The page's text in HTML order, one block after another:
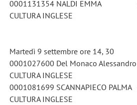
0001131354 NALDI EMMA
CULTURA INGLESE
Martedì 9 settembre ore 14, 30
0001027600 Del Monaco Alessandro
CULTURA INGLESE
0001081699 SCANNAPIECO PALMA
CULTURA INGLESE